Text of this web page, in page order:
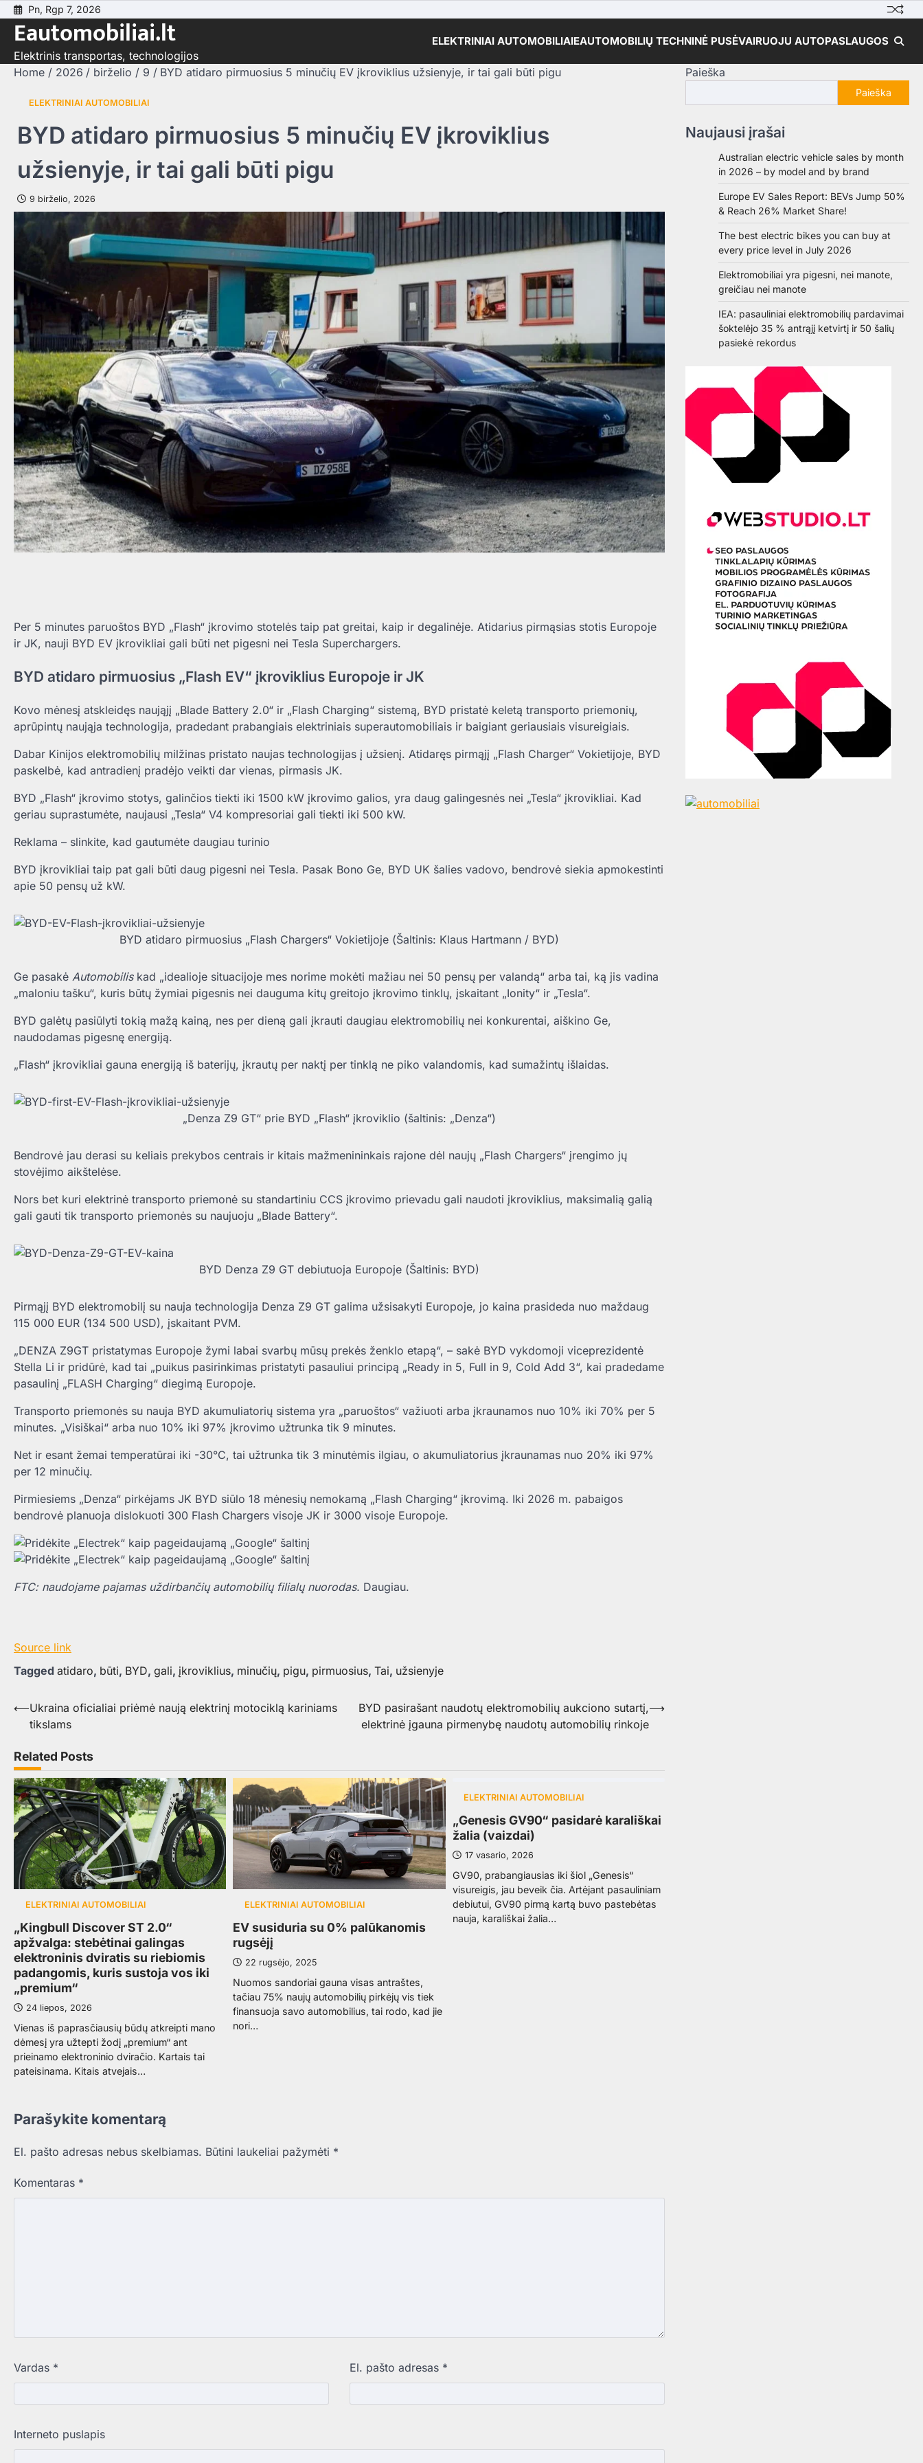
Skip
content
Pn, Rgp 7, 2026
Eautomobiliai.lt
Elektrinis transportas, technologijos
ELEKTRINIAI AUTOMOBILIAIEAUTOMOBILIŲ TECHNINĖ PUSĖVAIRUOJU AUTOPASLAUGOS
Home 2026 birželio 9 BYD atidaro pirmuosius 5 minučių EV įkroviklius užsienyje, ir tai gali būti pigu
ELEKTRINIAI AUTOMOBILIAI
BYD atidaro pirmuosius 5 minučių EV įkroviklius
užsienyje, ir tai gali būti pigu
9 birželio, 2026
Per 5 minutes paruoštos BYD „Flash“ įkrovimo stotelės taip pat greitai, kaip ir degalinėje. Atidarius pirmąsias stotis Europoje
ir JK, nauji BYD EV įkrovikliai gali būti net pigesni nei Tesla Superchargers.
BYD atidaro pirmuosius „Flash EV“ įkroviklius Europoje ir JK
Kovo mėnesį atskleidęs naująjį „Blade Battery 2.0“ ir „Flash Charging“ sistemą, BYD pristatė keletą transporto priemonių,
aprūpintų naująja technologija, pradedant prabangiais elektriniais superautomobiliais ir baigiant geriausiais visureigiais.
Dabar Kinijos elektromobilių milžinas pristato naujas technologijas į užsienį. Atidaręs pirmąjį „Flash Charger“ Vokietijoje, BYD
paskelbė, kad antradienį pradėjo veikti dar vienas, pirmasis JK.
BYD „Flash“ įkrovimo stotys, galinčios tiekti iki 1500 kW įkrovimo galios, yra daug galingesnės nei „Tesla“ įkrovikliai. Kad
geriau suprastumėte, naujausi „Tesla“ V4 kompresoriai gali tiekti iki 500 kW.
Reklama – slinkite, kad gautumėte daugiau turinio
BYD įkrovikliai taip pat gali būti daug pigesni nei Tesla. Pasak Bono Ge, BYD UK šalies vadovo, bendrovė siekia apmokestinti
apie 50 pensų už kW.
BYD atidaro pirmuosius „Flash Chargers“ Vokietijoje (Šaltinis: Klaus Hartmann / BYD)
Ge pasakė Automobiliskad „idealioje situacijoje mes norime mokėti mažiau nei 50 pensų per valandą“ arba tai, ką jis vadina
„maloniu tašku“, kuris būtų žymiai pigesnis nei dauguma kitų greitojo įkrovimo tinklų, įskaitant „Ionity“ ir „Tesla“.
BYD galėtų pasiūlyti tokią mažą kainą, nes per dieną gali įkrauti daugiau elektromobilių nei konkurentai, aiškino Ge,
naudodamas pigesnę energiją.
„Flash“ įkrovikliai gauna energiją iš baterijų, įkrautų per naktį per tinklą ne piko valandomis, kad sumažintų išlaidas.
„Denza Z9 GT“ prie BYD „Flash“ įkroviklio (šaltinis: „Denza“)
Bendrovė jau derasi su keliais prekybos centrais ir kitais mažmenininkais rajone dėl naujų „Flash Chargers“ įrengimo jų
stovėjimo aikštelėse.
Nors bet kuri elektrinė transporto priemonė su standartiniu CCS įkrovimo prievadu gali naudoti įkroviklius, maksimalią galią
gali gauti tik transporto priemonės su naujuoju „Blade Battery“.
BYD Denza Z9 GT debiutuoja Europoje (Šaltinis: BYD)
Pirmąjį BYD elektromobilį su nauja technologija Denza Z9 GT galima užsisakyti Europoje, jo kaina prasideda nuo maždaug
115 000 EUR (134 500 USD), įskaitant PVM.
„DENZA Z9GT pristatymas Europoje žymi labai svarbų mūsų prekės ženklo etapą“, – sakė BYD vykdomoji viceprezidentė
Stella Li ir pridūrė, kad tai „puikus pasirinkimas pristatyti pasauliui principą „Ready in 5, Full in 9, Cold Add 3“, kai pradedame
pasaulinį „FLASH Charging“ diegimą Europoje.
Transporto priemonės su nauja BYD akumuliatorių sistema yra „paruoštos“ važiuoti arba įkraunamos nuo 10% iki 70% per 5
minutes. „Visiškai“ arba nuo 10% iki 97% įkrovimo užtrunka tik 9 minutes.
Net ir esant žemai temperatūrai iki -30°C, tai užtrunka tik 3 minutėmis ilgiau, o akumuliatorius įkraunamas nuo 20% iki 97%
per 12 minučių.
Pirmiesiems „Denza“ pirkėjams JK BYD siūlo 18 mėnesių nemokamą „Flash Charging“ įkrovimą. Iki 2026 m. pabaigos
bendrovė planuoja dislokuoti 300 Flash Chargers visoje JK ir 3000 visoje Europoje.
FTC: naudojame pajamas uždirbančių automobilių filialų nuorodas. Daugiau.
Source link
Tagged atidaro, būti, BYD, gali, įkroviklius, minučių, pigu, pirmuosius, Tai, užsienyje
Navigacija
tarp
įrašų
⟵Ukraina oficialiai priėmė naują elektrinį motociklą kariniams
tikslams
BYD pasirašant naudotų elektromobilių aukciono sutartį,
elektrinė įgauna pirmenybę naudotų automobilių rinkoje
⟶
Related Posts
ELEKTRINIAI AUTOMOBILIAI
„Kingbull Discover ST 2.0“
apžvalga: stebėtinai galingas
elektroninis dviratis su riebiomis
padangomis, kuris sustoja vos iki
„premium“
24 liepos, 2026
Vienas iš paprasčiausių būdų atkreipti mano
dėmesį yra užtepti žodį „premium“ ant
prieinamo elektroninio dviračio. Kartais tai
pateisinama. Kitais atvejais…
ELEKTRINIAI AUTOMOBILIAI
EV susiduria su 0% palūkanomis
rugsėjį
22 rugsėjo, 2025
Nuomos sandoriai gauna visas antraštes,
tačiau 75% naujų automobilių pirkėjų vis tiek
finansuoja savo automobilius, tai rodo, kad jie
nori…
ELEKTRINIAI AUTOMOBILIAI
„Genesis GV90“ pasidarė karališkai
žalia (vaizdai)
17 vasario, 2026
GV90, prabangiausias iki šiol „Genesis“
visureigis, jau beveik čia. Artėjant pasauliniam
debiutui, GV90 pirmą kartą buvo pastebėtas
nauja, karališkai žalia…
Parašykite komentarą
El. pašto adresas nebus skelbiamas. Būtini laukeliai pažymėti *
Komentaras *
Vardas * El. pašto adresas *
Interneto puslapis
Paieška
Paieška
Naujausi įrašai
Australian electric vehicle sales by month
in 2026 – by model and by brand
Europe EV Sales Report: BEVs Jump 50%
& Reach 26% Market Share!
The best electric bikes you can buy at
every price level in July 2026
Elektromobiliai yra pigesni, nei manote,
greičiau nei manote
IEA: pasauliniai elektromobilių pardavimai
šoktelėjo 35 % antrąjį ketvirtį ir 50 šalių
pasiekė rekordus